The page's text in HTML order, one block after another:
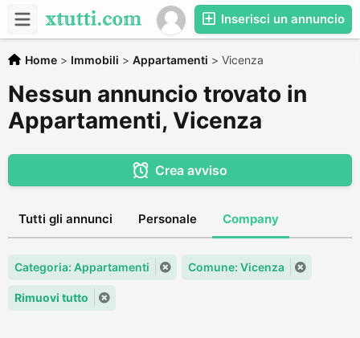
Inserisci un annuncio
Home > Immobili > Appartamenti > Vicenza
Nessun annuncio trovato in
Appartamenti, Vicenza
Crea avviso
Tutti gli annunci Personale Company
Categoria: Appartamenti Comune: Vicenza
Rimuovi tutto